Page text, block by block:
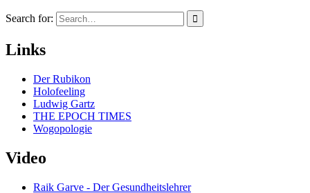
Search for:
Links
Der Rubikon
Holofeeling
Ludwig Gartz
THE EPOCH TIMES
Wogopologie
Video
Raik Garve - Der Gesundheitslehrer